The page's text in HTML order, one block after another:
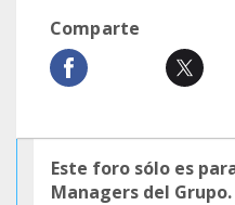
Comparte
Este foro sólo es
Managers del Grupo.